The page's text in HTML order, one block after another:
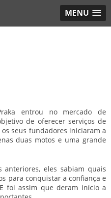
MENU
entrou no mercado de
de oferecer serviços de
seus fundadores iniciaram a
duas motos e uma grande
anteriores, eles sabiam quais
para conquistar a confiança e
foi assim que deram início a